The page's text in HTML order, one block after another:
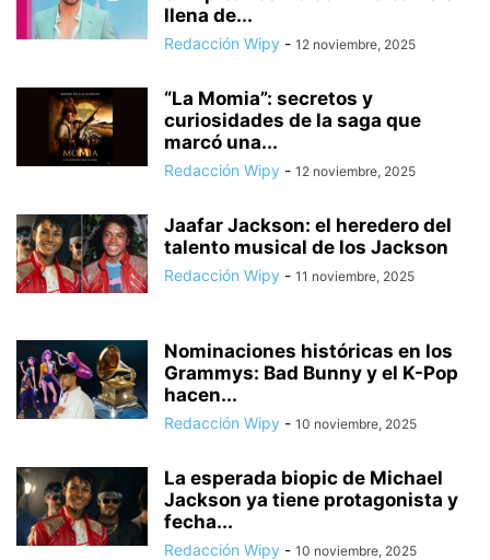
llena de...
Redacción Wipy - 12 noviembre, 2025
“La Momia”: secretos y
curiosidades de la saga que
marcó una...
Redacción Wipy - 12 noviembre, 2025
Jaafar Jackson: el heredero del
talento musical de los Jackson
Redacción Wipy - 11 noviembre, 2025
Nominaciones históricas en los
Grammys: Bad Bunny y el K-Pop
hacen...
Redacción Wipy - 10 noviembre, 2025
La esperada biopic de Michael
Jackson ya tiene protagonista y
fecha...
Redacción Wipy - 10 noviembre, 2025